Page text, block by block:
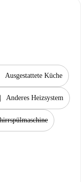
Ausgestattete Küche
Anderes Heizsystem